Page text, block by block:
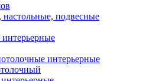
подвесные
интерьерные